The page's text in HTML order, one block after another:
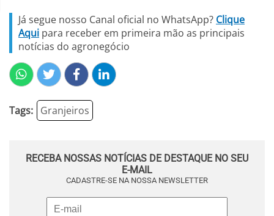
Já segue nosso Canal oficial no WhatsApp? Clique
Aqui para receber em primeira mão as principais
notícias do agronegócio
Tags: Granjeiros
RECEBA NOSSAS NOTÍCIAS DE DESTAQUE NO SEU
E-MAIL
CADASTRE-SE NA NOSSA NEWSLETTER